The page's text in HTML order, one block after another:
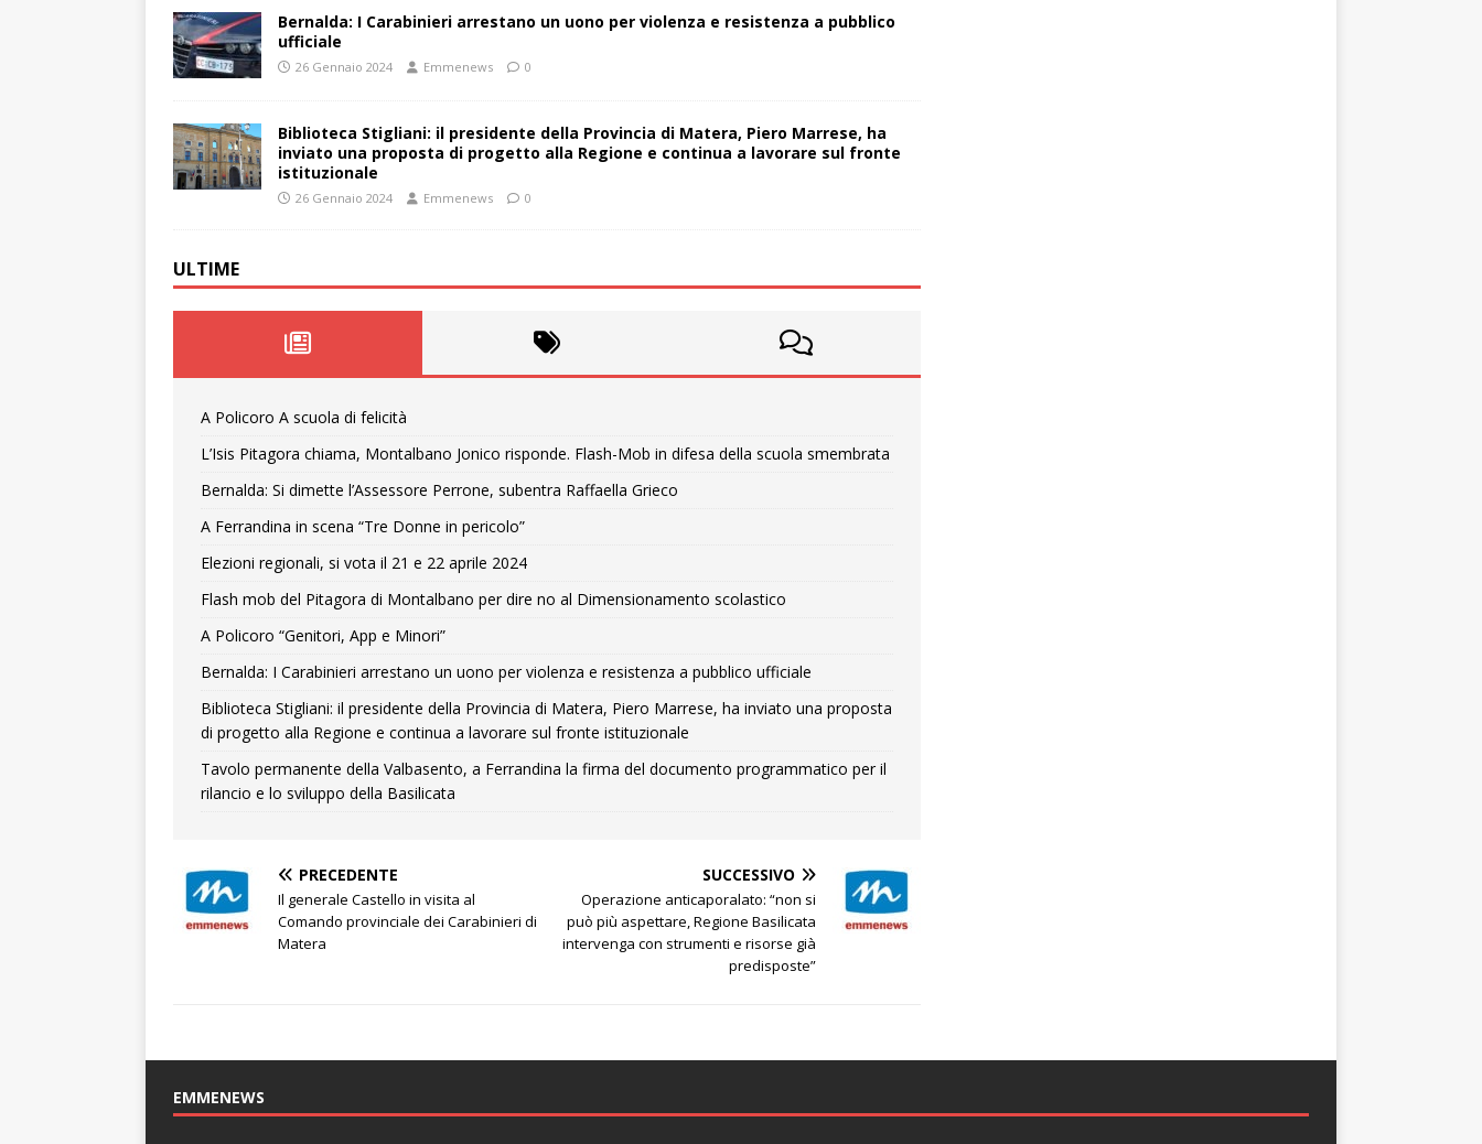
Bernalda: I Carabinieri arrestano un uono per violenza e resistenza a pubblico
ufficiale
26 Gennaio 2024 Emmenews 0
Biblioteca Stigliani: il presidente della Provincia di Matera, Piero Marrese, ha
inviato una proposta di progetto alla Regione e continua a lavorare sul fronte
istituzionale
26 Gennaio 2024 Emmenews 0
ULTIME
A Policoro A scuola di felicità
L’Isis Pitagora chiama, Montalbano Jonico risponde. Flash-Mob in difesa della scuola smembrata
Bernalda: Si dimette l’Assessore Perrone, subentra Raffaella Grieco
A Ferrandina in scena “Tre Donne in pericolo”
Elezioni regionali, si vota il 21 e 22 aprile 2024
Flash mob del Pitagora di Montalbano per dire no al Dimensionamento scolastico
A Policoro “Genitori, App e Minori”
Bernalda: I Carabinieri arrestano un uono per violenza e resistenza a pubblico ufficiale
Biblioteca Stigliani: il presidente della Provincia di Matera, Piero Marrese, ha inviato una proposta
di progetto alla Regione e continua a lavorare sul fronte istituzionale
Tavolo permanente della Valbasento, a Ferrandina la firma del documento programmatico per il
rilancio e lo sviluppo della Basilicata
PRECEDENTE
Il generale Castello in visita al
Comando provinciale dei Carabinieri di
Matera
SUCCESSIVO
Operazione anticaporalato: “non si
può più aspettare, Regione Basilicata
intervenga con strumenti e risorse già
predisposte”
EMMENEWS